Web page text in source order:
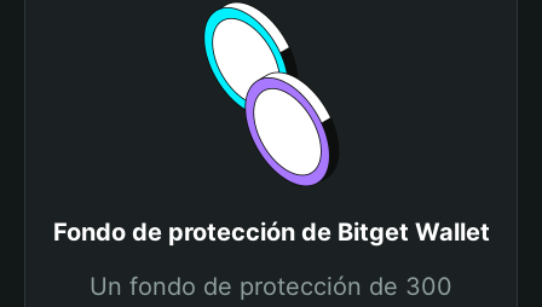
Fondo de protección de Bitget Wallet
Un fondo de protección de 300